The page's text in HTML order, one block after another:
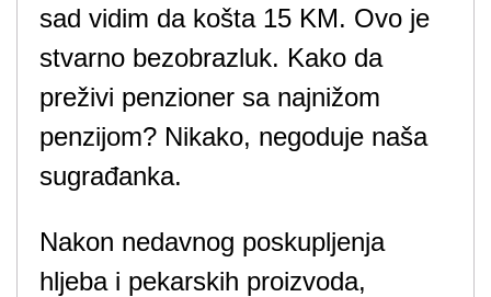
sad vidim da košta 15 KM. Ovo je
stvarno bezobrazluk. Kako da
preživi penzioner sa najnižom
penzijom? Nikako, negoduje naša
sugrađanka.
Nakon nedavnog poskupljenja
hljeba i pekarskih proizvoda,